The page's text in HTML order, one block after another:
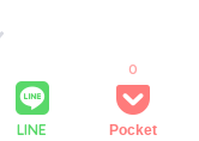
LINE Pocket
0